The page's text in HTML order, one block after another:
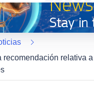
recomendación relativa